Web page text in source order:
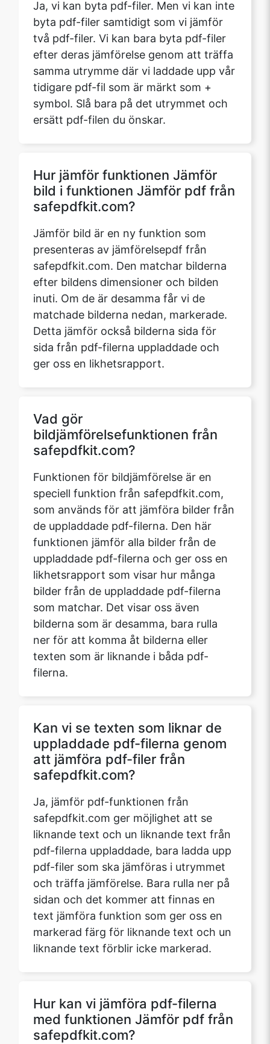
Copy Link
Ja, vi kan byta pdf-filer. Men vi kan inte
byta pdf-filer samtidigt som vi jämför
två pdf-filer. Vi kan bara byta pdf-filer
efter deras jämförelse genom att träffa
samma utrymme där vi laddade upp vår
tidigare pdf-fil som är märkt som +
symbol. Slå bara på det utrymmet och
ersätt pdf-filen du önskar.
Hur jämför funktionen Jämför
bild i funktionen Jämför pdf från
safepdfkit.com?
Jämför bild är en ny funktion som
presenteras av jämförelsepdf från
safepdfkit.com. Den matchar bilderna
efter bildens dimensioner och bilden
inuti. Om de är desamma får vi de
matchade bilderna nedan, markerade.
Detta jämför också bilderna sida för
sida från pdf-filerna uppladdade och
ger oss en likhetsrapport.
Vad gör
bildjämförelsefunktionen från
safepdfkit.com?
Funktionen för bildjämförelse är en
speciell funktion från safepdfkit.com,
som används för att jämföra bilder från
de uppladdade pdf-filerna. Den här
funktionen jämför alla bilder från de
uppladdade pdf-filerna och ger oss en
likhetsrapport som visar hur många
bilder från de uppladdade pdf-filerna
som matchar. Det visar oss även
bilderna som är desamma, bara rulla
ner för att komma åt bilderna eller
texten som är liknande i båda pdf-
filerna.
Kan vi se texten som liknar de
uppladdade pdf-filerna genom
att jämföra pdf-filer från
safepdfkit.com?
Ja, jämför pdf-funktionen från
safepdfkit.com ger möjlighet att se
liknande text och un liknande text från
pdf-filerna uppladdade, bara ladda upp
pdf-filer som ska jämföras i utrymmet
och träffa jämförelse. Bara rulla ner på
sidan och det kommer att finnas en
text jämföra funktion som ger oss en
markerad färg för liknande text och un
liknande text förblir icke markerad.
Hur kan vi jämföra pdf-filerna
med funktionen Jämför pdf från
safepdfkit.com?